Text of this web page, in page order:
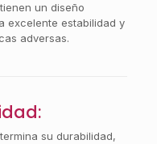
un diseño
excelente estabilidad y
adversas.
su durabilidad,